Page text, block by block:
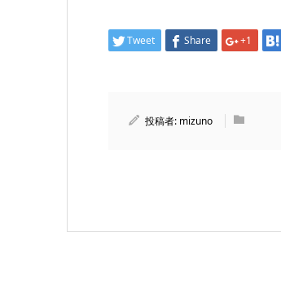
Tweet Share +1
投稿者: mizuno